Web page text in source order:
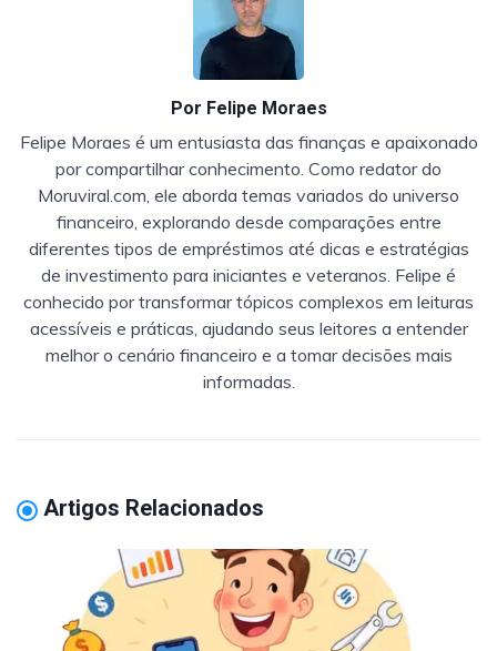
Por Felipe Moraes
Felipe Moraes é um entusiasta das finanças e apaixonado
por compartilhar conhecimento. Como redator do
Moruviral.com, ele aborda temas variados do universo
financeiro, explorando desde comparações entre
diferentes tipos de empréstimos até dicas e estratégias
de investimento para iniciantes e veteranos. Felipe é
conhecido por transformar tópicos complexos em leituras
acessíveis e práticas, ajudando seus leitores a entender
melhor o cenário financeiro e a tomar decisões mais
informadas.
Artigos Relacionados